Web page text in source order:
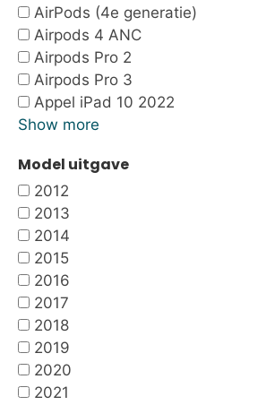
AirPods (4e generatie)
Airpods 4 ANC
Airpods Pro 2
Airpods Pro 3
Appel iPad 10 2022
Show more
Model uitgave
2012
2013
2014
2015
2016
2017
2018
2019
2020
2021